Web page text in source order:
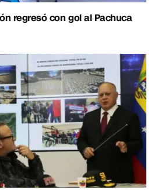
regresó con gol al Pachuca